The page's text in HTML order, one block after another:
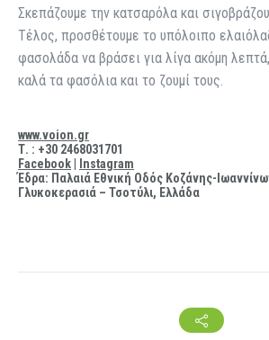
Σκεπάζουμε την κατσαρόλα και
Τέλος, προσθέτουμε το υπόλοιπο
φασολάδα να βράσει για λίγα ακόμη
καλά τα φασόλια και το ζουμί τους.
www.voion.gr
Τ. : +30 2468031701
Facebook
Instagram
Έδρα: Παλαιά Εθνική Οδός Κοζάνης-
Γλυκοκερασιά – Τσοτύλι, Ελλάδα